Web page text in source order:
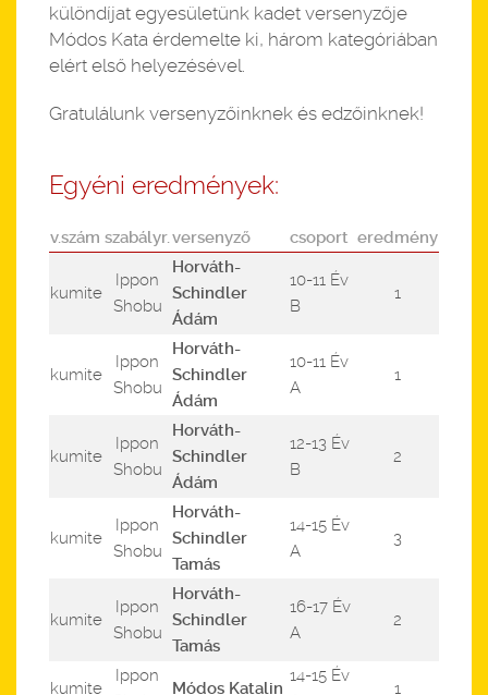
különdíjat egyesületünk kadet versenyzője
Módos Kata érdemelte ki, három kategóriában
elért első helyezésével.
Gratulálunk versenyzőinknek és edzőinknek!
Egyéni eredmények:
v.szám szabályr.versenyző csoport eredmény
kumite
Ippon
Shobu
Horváth-
Schindler
Ádám
10-11 Év
B
1
kumite
Ippon
Shobu
Horváth-
Schindler
Ádám
10-11 Év
A
1
kumite
Ippon
Shobu
Horváth-
Schindler
Ádám
12-13 Év
B
2
kumite
Ippon
Shobu
Horváth-
Schindler
Tamás
14-15 Év
A
3
kumite
Ippon
Shobu
Horváth-
Schindler
Tamás
16-17 Év
A
2
kumite
Ippon
Módos Katalin
14-15 Év
1